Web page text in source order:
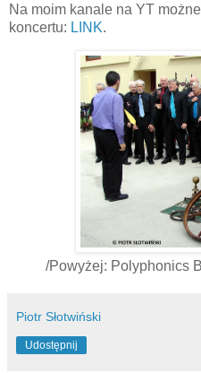
Na moim kanale na YT
koncertu: LINK.
/Powyżej: Polyphonics
Piotr Słotwiński
Udostępnij